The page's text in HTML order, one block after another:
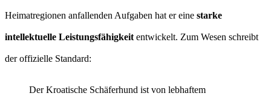
Heimatregionen anfallenden Aufgaben hat er eine starke
intellektuelle Leistungsfähigkeit entwickelt. Zum Wesen schreibt
der offizielle Standard:
Der Kroatische Schäferhund ist von lebhaftem